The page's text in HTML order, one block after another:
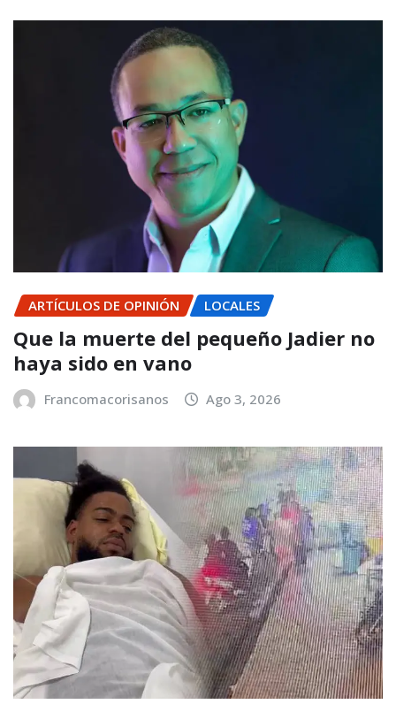
ARTÍCULOS DE OPINIÓN LOCALES
Que la muerte del pequeño Jadier no
haya sido en vano
Francomacorisanos Ago 3, 2026